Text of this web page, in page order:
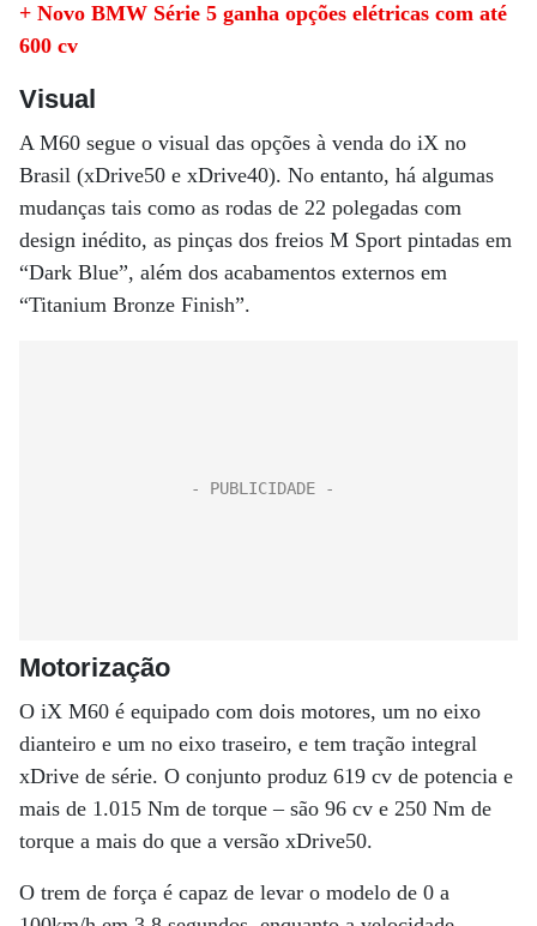
+ Novo BMW Série 5 ganha opções elétricas com até
600 cv
Visual
A M60 segue o visual das opções à venda do iX no
Brasil (xDrive50 e xDrive40). No entanto, há algumas
mudanças tais como as rodas de 22 polegadas com
design inédito, as pinças dos freios M Sport pintadas em
“Dark Blue”, além dos acabamentos externos em
“Titanium Bronze Finish”.
Motorização
O iX M60 é equipado com dois motores, um no eixo
dianteiro e um no eixo traseiro, e tem tração integral
xDrive de série. O conjunto produz 619 cv de potencia e
mais de 1.015 Nm de torque – são 96 cv e 250 Nm de
torque a mais do que a versão xDrive50.
O trem de força é capaz de levar o modelo de 0 a